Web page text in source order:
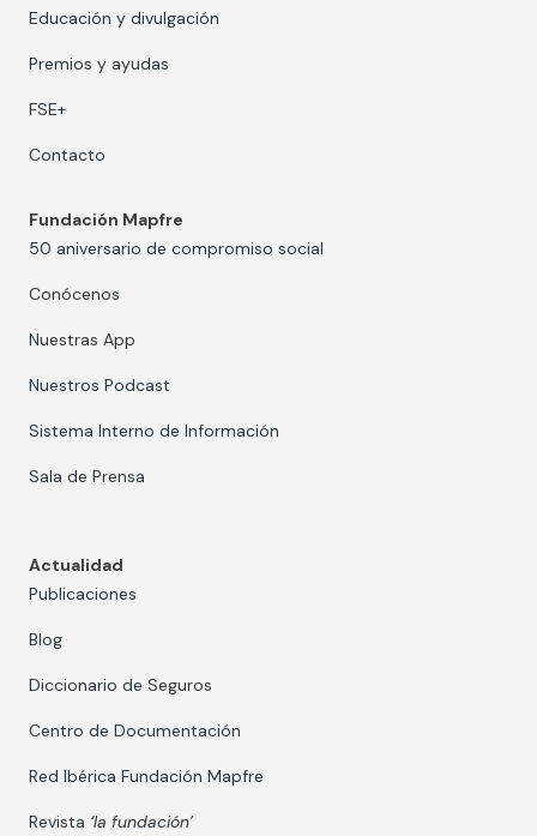
Educación y divulgación
Premios y ayudas
FSE+
Contacto
Fundación Mapfre
50 aniversario de compromiso social
Conócenos
Nuestras App
Nuestros Podcast
Sistema Interno de Información
Sala de Prensa
Actualidad
Publicaciones
Blog
Diccionario de Seguros
Centro de Documentación
Red Ibérica Fundación Mapfre
Revista ‘la fundación’